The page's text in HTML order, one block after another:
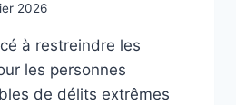
2026
à restreindre les
les personnes
de délits extrêmes